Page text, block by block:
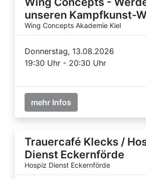
unseren Kampfkunst-
Wing Concepts Akademie Kiel
Donnerstag, 13.08.2026
19:30 Uhr - 20:30 Uhr
mehr Infos
Trauercafé Klecks /
Dienst Eckernförde
Hospiz Dienst Eckernförde